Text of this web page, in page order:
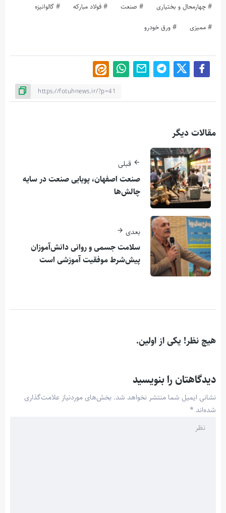
چهارمحال و بختیاری صنعت فولاد مبارکه گالوانيزه
ممیزی ورق خودرو
مقالات دیگر
قبلی
صنعت اصفهان، پویایی صنعت در سایه
چالش‌ها
بعدی
سلامت جسمی و روانی دانش‌آموزان
پیش‌شرط موفقیت آموزشی است
هیچ نظر! یکی از اولین.
دیدگاهتان را بنویسید
نشانی ایمیل شما منتشر نخواهد شد. بخش‌های موردنیاز علامت‌گذاری
شده‌اند *